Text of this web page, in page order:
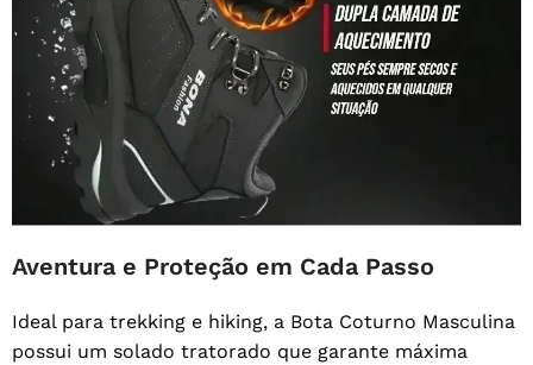
Aventura e Proteção em Cada Passo
Ideal para trekking e hiking, a Bota Coturno Masculina
possui um solado tratorado que garante máxima